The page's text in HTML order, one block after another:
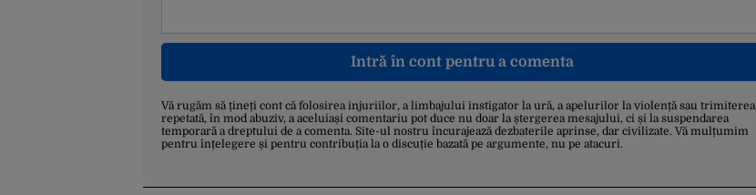
Intră în cont pentru a comenta
Vă rugăm să țineți cont că folosirea injuriilor, a limbajului instigator la ură, a apelurilor la violență sau trimiterea
repetată, în mod abuziv, a aceluiași comentariu pot duce nu doar la ștergerea mesajului, ci și la suspendarea
temporară a dreptului de a comenta. Site-ul nostru încurajează dezbaterile aprinse, dar civilizate. Vă mulțumim
pentru înțelegere și pentru contribuția la o discuție bazată pe argumente, nu pe atacuri.